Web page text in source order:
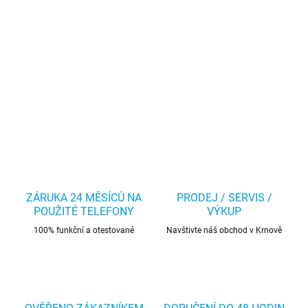
ZÁRUKA 24 MĚSÍCŮ NA
POUŽITÉ TELEFONY
100% funkční a otestované
PRODEJ / SERVIS /
VÝKUP
Navštivte náš obchod v Krnově